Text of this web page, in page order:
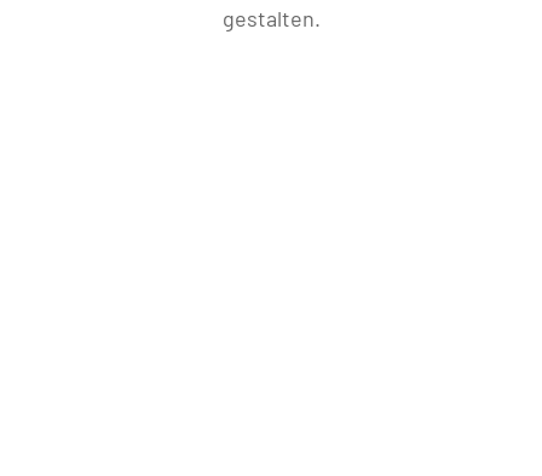
gestalten.